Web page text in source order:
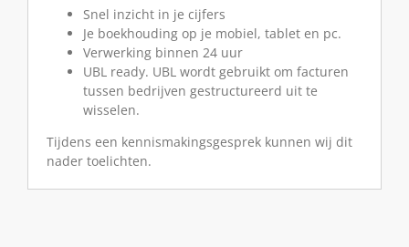
Snel inzicht in je cijfers
Je boekhouding op je mobiel, tablet en pc.
Verwerking binnen 24 uur
UBL ready. UBL wordt gebruikt om facturen
tussen bedrijven gestructureerd uit te
wisselen.
Tijdens een kennismakingsgesprek kunnen wij dit
nader toelichten.